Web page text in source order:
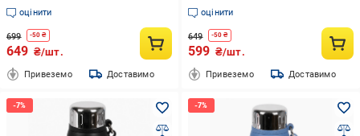
оцінити
699 -50 ₴
649 ₴/шт.
Привеземо Доставимо
оцінити
649 -50 ₴
599 ₴/шт.
Привеземо Доставимо